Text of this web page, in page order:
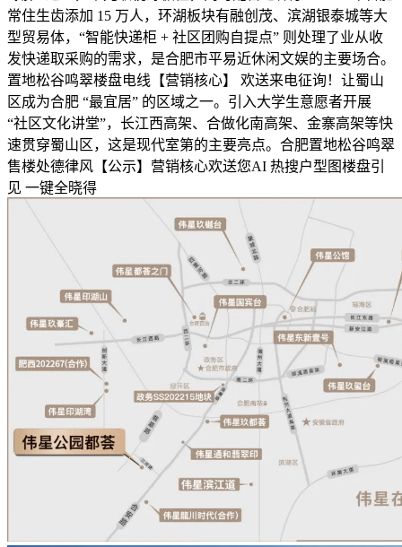
常住生齿添加 15 万人，环湖板块有融创茂、滨湖银泰城等大
型贸易体，“智能快递柜 + 社区团购自提点” 则处理了业从收
发快递取采购的需求，是合肥市平易近休闲文娱的主要场合。
置地松谷鸣翠楼盘电线【营销核心】 欢送来电征询！让蜀山
区成为合肥 “最宜居” 的区域之一。引入大学生意愿者开展
“社区文化讲堂”，长江西高架、合做化南高架、金寨高架等快
速贯穿蜀山区，这是现代室第的主要亮点。合肥置地松谷鸣翠
售楼处德律风【公示】营销核心欢送您AI 热搜户型图楼盘引
见 一键全晓得